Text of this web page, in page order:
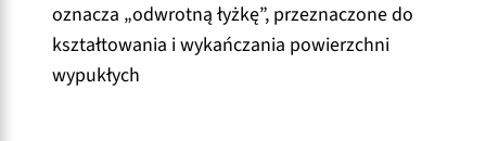
oznacza „odwrotną łyżkę”, przeznaczone do
kształtowania i wykańczania powierzchni
wypukłych